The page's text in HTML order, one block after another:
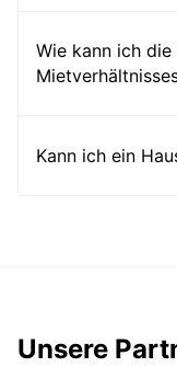
Wie kann ich die
Kann ich ein
Unsere